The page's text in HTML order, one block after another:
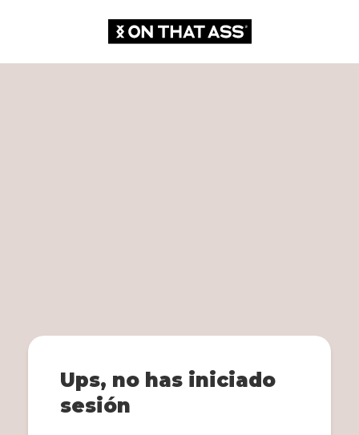
1+1 GRATIS calcetines
Ups, no has iniciado
sesión